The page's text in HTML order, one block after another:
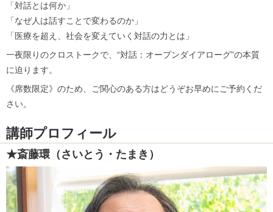
「対話とは何か」
「なぜ人は話すことで変わるのか」
「医療を超え、社会を変えていく対話の力とは」
一夜限りのクロストークで、“対話：オープンダイアローグ”の本質
に迫ります。
《席数限定》のため、ご関心のある方はどうぞお早めにご予約くだ
さい。
講師プロフィール
★斎藤環 （ さいとう ・たまき）